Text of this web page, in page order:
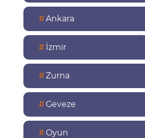
#Ankara
# İzmir
#Zurna
# Geveze
# Oyun